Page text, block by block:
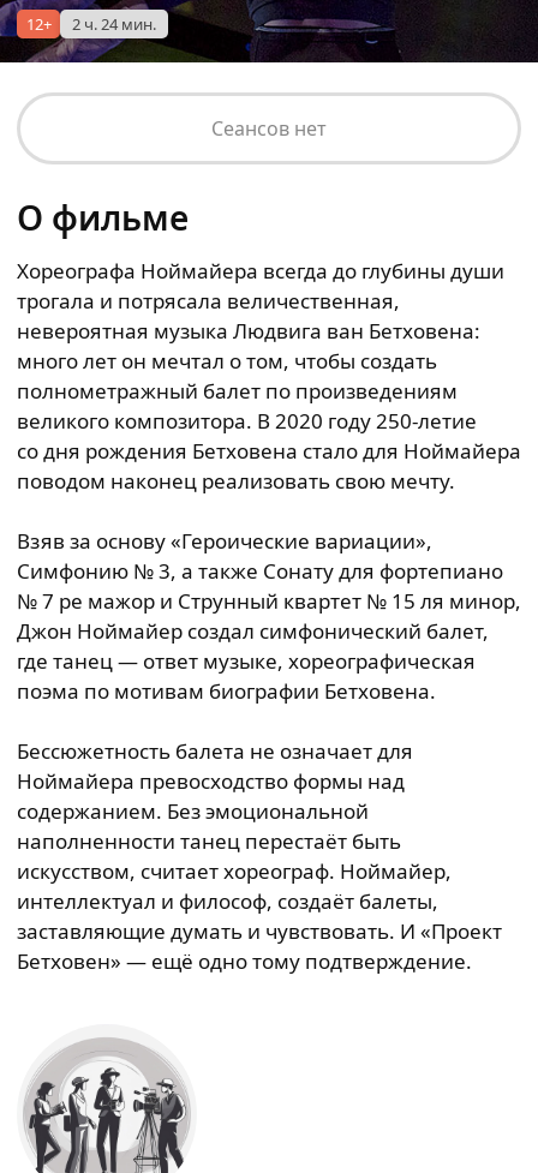
12+ 2 ч. 24 мин.
Сеансов нет
О фильме
Хореографа Ноймайера всегда до глубины души
трогала и потрясала величественная,
невероятная музыка Людвига ван Бетховена:
много лет он мечтал о том, чтобы создать
полнометражный балет по произведениям
великого композитора. В 2020 году 250-летие
со дня рождения Бетховена стало для Ноймайера
поводом наконец реализовать свою мечту.
Взяв за основу «Героические вариации»,
Симфонию № 3, а также Сонату для фортепиано
№ 7 ре мажор и Струнный квартет № 15 ля минор,
Джон Ноймайер создал симфонический балет,
где танец — ответ музыке, хореографическая
поэма по мотивам биографии Бетховена.
Бессюжетность балета не означает для
Ноймайера превосходство формы над
содержанием. Без эмоциональной
наполненности танец перестаёт быть
искусством, считает хореограф. Ноймайер,
интеллектуал и философ, создаёт балеты,
заставляющие думать и чувствовать. И «Проект
Бетховен» — ещё одно тому подтверждение.